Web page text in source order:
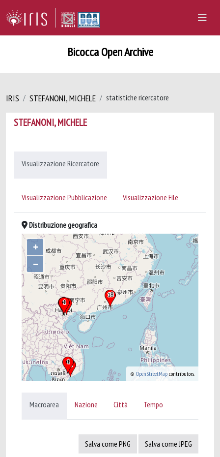
Bicocca Open Archive
IRIS STEFANONI, MICHELE statistiche ricercatore
STEFANONI, MICHELE
Visualizzazione Ricercatore
Visualizzazione Pubblicazione Visualizzazione File
Distribuzione geografica
+
–
© OpenStreetMap contributors.
Macroarea Nazione Città Tempo
Salva come PNG Salva come JPEG